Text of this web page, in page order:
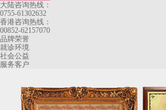
大陆咨询热线：
0755-61302632
香港咨询热线：
00852-62157070
品牌荣誉
就诊环境
社会公益
服务客户